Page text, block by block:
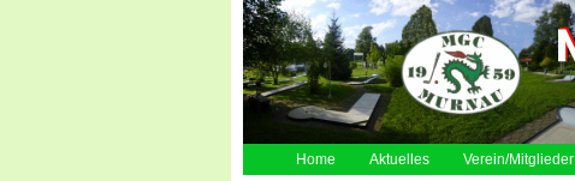
Home Aktuelles Verein/Mitglieder